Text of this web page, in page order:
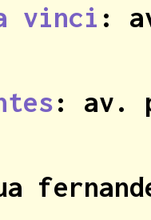
vinci :
: av.